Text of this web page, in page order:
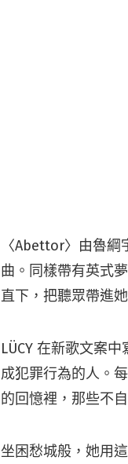
〈Abettor〉由魯綱
曲。同樣帶有英式
直下，把聽眾帶進
LÜCY 在新歌文案
成犯罪行為的人。
的回憶裡，那些不
坐困愁城般，她用